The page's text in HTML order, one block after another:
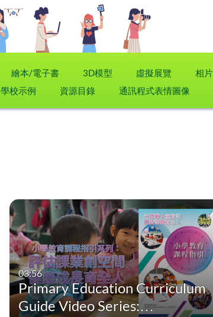
繪本/電子書 3D模型 虛擬展覽 相片
學校示例 資源目錄 通訊程式表情圖像
03:56
Primary Education Curriculum
Guide Video Series:…